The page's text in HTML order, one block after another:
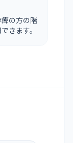
の方の階
きます。